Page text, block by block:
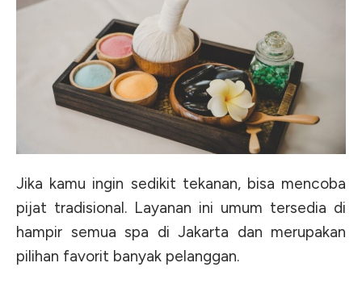
Jika kamu ingin sedikit tekanan, bisa mencoba
pijat tradisional. Layanan ini umum tersedia di
hampir semua spa di Jakarta dan merupakan
pilihan favorit banyak pelanggan.